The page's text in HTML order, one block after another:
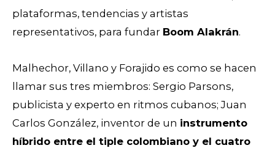
plataformas, tendencias y artistas
representativos, para fundar Boom Alakrán.
Malhechor, Villano y Forajido es como se hacen
llamar sus tres miembros: Sergio Parsons,
publicista y experto en ritmos cubanos; Juan
Carlos González, inventor de un instrumento
híbrido entre el tiple colombiano y el cuatro